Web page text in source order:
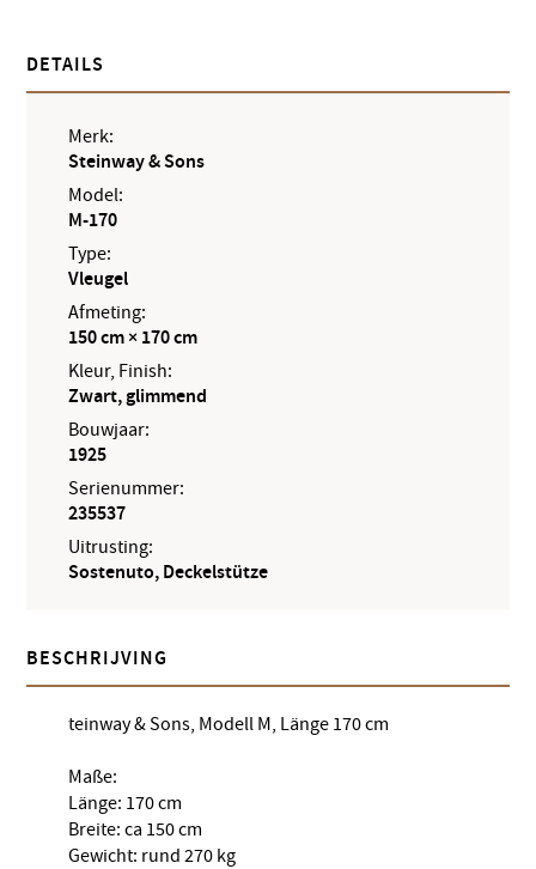
DETAILS
Merk:
Steinway & Sons
Model:
M-170
Type:
Vleugel
Afmeting:
150 cm × 170 cm
Kleur, Finish:
Zwart, glimmend
Bouwjaar:
1925
Serienummer:
235537
Uitrusting:
Sostenuto, Deckelstütze
BESCHRIJVING
teinway & Sons, Modell M, Länge 170 cm
Maße:
Länge: 170 cm
Breite: ca 150 cm
Gewicht: rund 270 kg